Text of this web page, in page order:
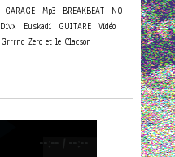
GARAGE Mp3 BREAKBEAT
NO
Divx Euskadi GUITARE
Vidéo
Grrrnd Zero et le Clacson